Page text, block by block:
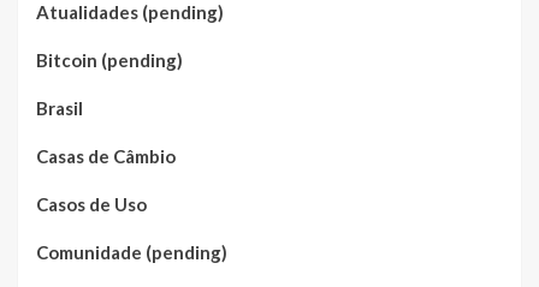
Atualidades (pending)
Bitcoin (pending)
Brasil
Casas de Câmbio
Casos de Uso
Comunidade (pending)